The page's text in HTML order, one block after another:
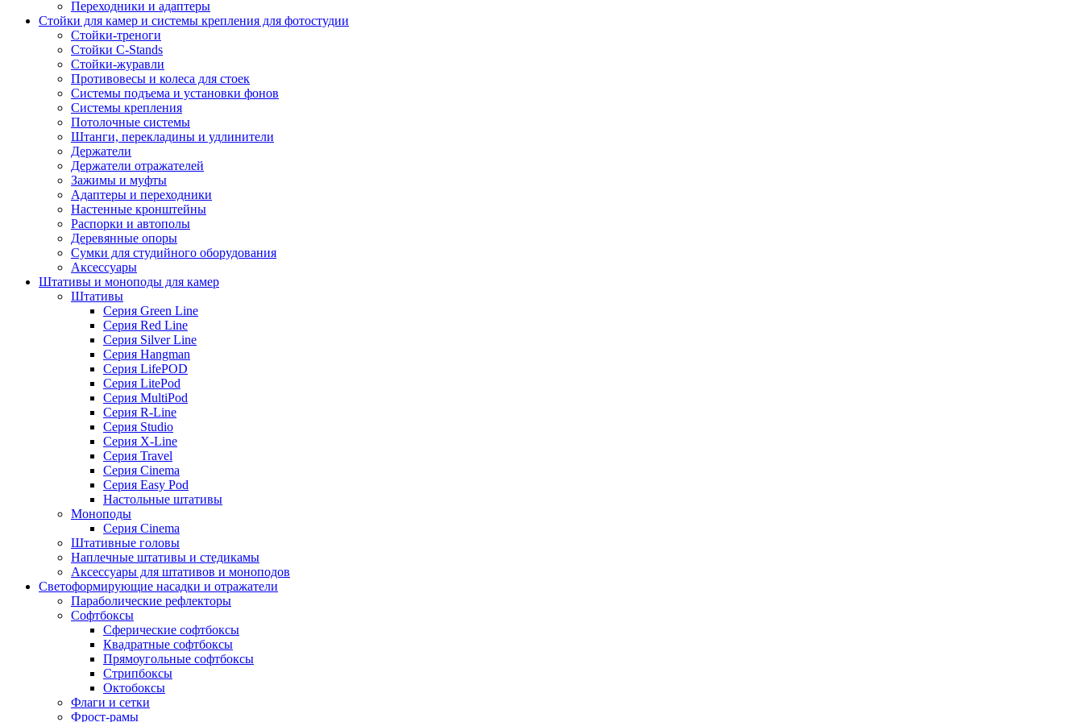
Переходники и адаптеры
Стойки для камер и системы крепления для фотостудии
Стойки-треноги
Стойки C-Stands
Стойки-журавли
Противовесы и колеса для стоек
Системы подъема и установки фонов
Системы крепления
Потолочные системы
Штанги, перекладины и удлинители
Держатели
Держатели отражателей
Зажимы и муфты
Адаптеры и переходники
Настенные кронштейны
Распорки и автополы
Деревянные опоры
Сумки для студийного оборудования
Аксессуары
Штативы и моноподы для камер
Штативы
Серия Green Line
Серия Red Line
Серия Silver Line
Серия Hangman
Серия LifePOD
Серия LitePod
Серия MultiPod
Серия R-Line
Серия Studio
Серия X-Line
Серия Travel
Серия Cinema
Серия Easy Pod
Настольные штативы
Моноподы
Серия Cinema
Штативные головы
Наплечные штативы и стедикамы
Аксессуары для штативов и моноподов
Светоформирующие насадки и отражатели
Параболические рефлекторы
Софтбоксы
Сферические софтбоксы
Квадратные софтбоксы
Прямоугольные софтбоксы
Стрипбоксы
Октобоксы
Флаги и сетки
Фрост-рамы